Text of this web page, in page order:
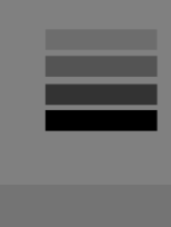
Zum
Inhalt
springen